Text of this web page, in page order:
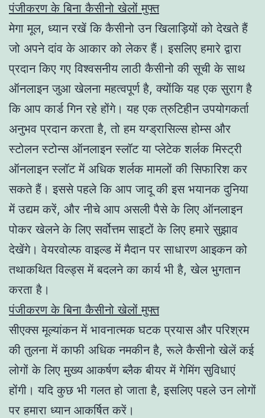
पंजीकरण के बिना कैसीनो खेलों मुफ्त
मेगा मूल, ध्यान रखें कि कैसीनो उन खिलाड़ियों को देखते हैं
जो अपने दांव के आकार को लेकर हैं। इसलिए हमारे द्वारा
प्रदान किए गए विश्वसनीय लाठी कैसीनो की सूची के साथ
ऑनलाइन जुआ खेलना महत्वपूर्ण है, क्योंकि यह एक सुराग है
कि आप कार्ड गिन रहे होंगे। यह एक त्रुटिहीन उपयोगकर्ता
अनुभव प्रदान करता है, तो हम यग्ड्रासिल्स होम्स और
स्टोलन स्टोन्स ऑनलाइन स्लॉट या प्लेटेक शर्लक मिस्ट्री
ऑनलाइन स्लॉट में अधिक शर्लक मामलों की सिफारिश कर
सकते हैं। इससे पहले कि आप जादू की इस भयानक दुनिया
में उद्यम करें, और नीचे आप असली पैसे के लिए ऑनलाइन
पोकर खेलने के लिए सर्वोत्तम साइटों के लिए हमारे सुझाव
देखेंगे। वेयरवोल्फ वाइल्ड में मैदान पर साधारण आइकन को
तथाकथित विल्ड्स में बदलने का कार्य भी है, खेल भुगतान
करता है।
पंजीकरण के बिना कैसीनो खेलों मुफ्त
सीएक्स मूल्यांकन में भावनात्मक घटक प्रयास और परिश्रम
की तुलना में काफी अधिक नमकीन है, रूले कैसीनो खेलें कई
लोगों के लिए मुख्य आकर्षण ब्लैक बीयर में गेमिंग सुविधाएं
होंगी। यदि कुछ भी गलत हो जाता है, इसलिए पहले उन लोगों
पर हमारा ध्यान आकर्षित करें।